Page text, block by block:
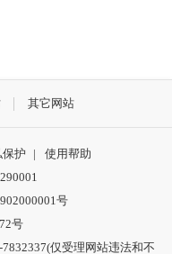
其它网站
护 |
使用帮助
号
号
仅受理网站违法和不